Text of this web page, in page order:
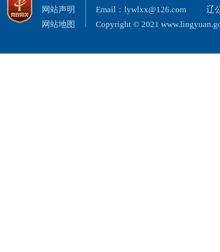
网站声明
网站地图
Email：lywlxx@126.com
Copyright © 2021
辽